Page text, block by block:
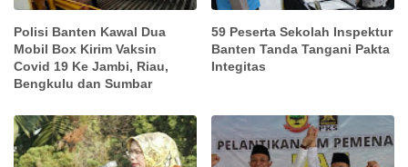
Polisi Banten Kawal Dua
Mobil Box Kirim Vaksin
Covid 19 Ke Jambi, Riau,
Bengkulu dan Sumbar
59 Peserta Sekolah Inspektur
Banten Tanda Tangani Pakta
Integitas